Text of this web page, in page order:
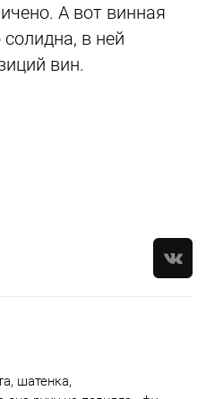
А вот винная
в ней
вин.
шатенка,